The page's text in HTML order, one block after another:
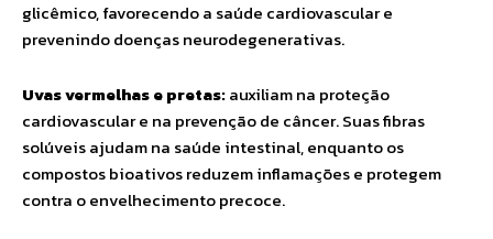
glicêmico, favorecendo a saúde cardiovascular e
prevenindo doenças neurodegenerativas.
Uvas vermelhas e pretas:auxiliam na proteção
cardiovascular e na prevenção de câncer. Suas fibras
solúveis ajudam na saúde intestinal, enquanto os
compostos bioativos reduzem inflamações e protegem
contra o envelhecimento precoce.